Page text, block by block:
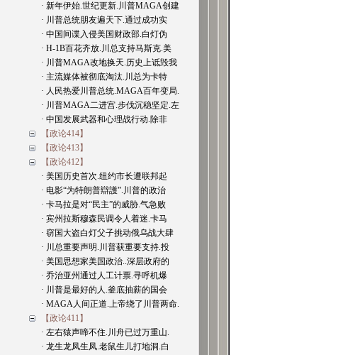
· 新年伊始.世纪更新.川普MAGA创建
· 川普总统朋友遍天下.通过成功实
· 中国间谍入侵美国财政部.白灯伪
· H-1B百花齐放.川总支持马斯克.美
· 川普MAGA改地换天.历史上诋毁我
· 主流媒体被彻底淘汰.川总为卡特
· 人民热爱川普总统.MAGA百年变局.
· 川普MAGA二进宫.步伐沉稳坚定.左
· 中国发展武器和心理战行动.除非
【政论414】
【政论413】
【政论412】
· 美国历史首次.纽约市长遭联邦起
· 电影“为特朗普辯護”.川普的政治
· 卡马拉是对“民主”的威胁.气急败
· 宾州拉斯穆森民调令人着迷.卡马
· 窃国大盗白灯父子挑动俄乌战大肆
· 川总重要声明.川普获重要支持.投
· 美国思想家美国政治..深层政府的
· 乔治亚州通过人工计票.寻呼机爆
· 川普是最好的人.釜底抽薪的国会
· MAGA人间正道.上帝绕了川普两命.
【政论411】
· 左右猿声啼不住.川舟已过万重山.
· 龙生龙凤生凤.老鼠生儿打地洞.白